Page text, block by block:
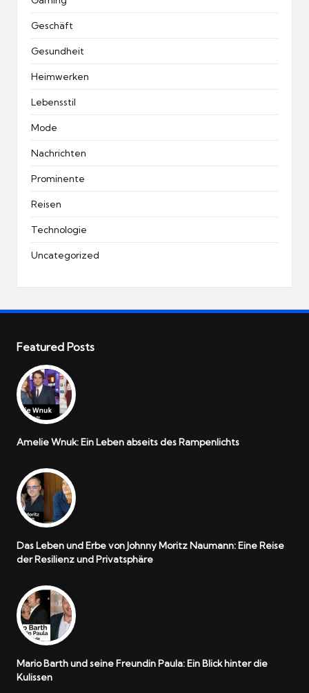
Geschäft
Gesundheit
Heimwerken
Lebensstil
Mode
Nachrichten
Prominente
Reisen
Technologie
Uncategorized
Featured Posts
Amelie Wnuk: Ein Leben abseits des Rampenlichts
Das Leben und Erbe von Johnny Moritz Naumann: Eine Reise
der Resilienz und Privatsphäre
Mario Barth und seine Freundin Paula: Ein Blick hinter die
Kulissen